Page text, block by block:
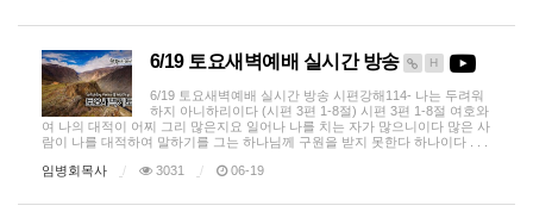
6/19 토요새벽예배 실시간 방송 H
6/19 토요새벽예배 실시간 방송 시편강해114- 나는 두려워
하지 아니하리이다 (시편 3편 1-8절) 시편 3편 1-8절 여호와
여 나의 대적이 어찌 그리 많은지요 일어나 나를 치는 자가 많으니이다 많은 사
람이 나를 대적하여 말하기를 그는 하나님께 구원을 받지 못한다 하나이다 . . .
임병회목사
3031 06-19